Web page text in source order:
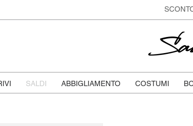
SALDI ABBIGLIAMENTO COSTUMI